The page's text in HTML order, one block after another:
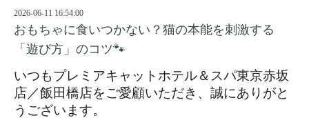
2026-06-11 16:54:00
おもちゃに食いつかない？猫の本能を刺激する
「遊び方」のコツ🐾
いつもプレミアキャットホテル＆スパ東京赤坂
店／飯田橋店をご愛顧いただき、誠にありがと
うございます。